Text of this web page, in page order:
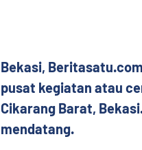
Bekasi,
pusat kegiatan atau
Cikarang Barat,
mendatang.